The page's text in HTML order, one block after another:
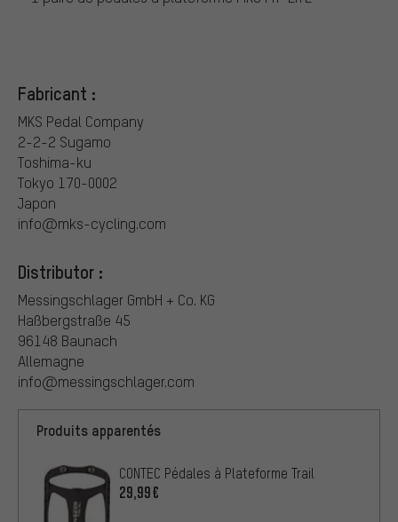
Fabricant :
MKS Pedal Company
2-2-2 Sugamo
Toshima-ku
Tokyo 170-0002
Japon
info@mks-cycling.com
Distributor :
Messingschlager GmbH + Co. KG
Haßbergstraße 45
96148 Baunach
Allemagne
info@messingschlager.com
Produits apparentés
CONTEC Pédales à Plateforme Trail
29,99€